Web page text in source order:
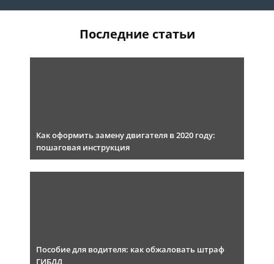
Последние статьи
Как оформить замену двигателя в 2020 году:
пошаговая инструкция
Пособие для водителя: как обжаловать штраф
ГИБДД